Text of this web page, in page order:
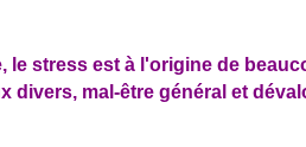
le stress est à l'origine de
divers, mal-être général et